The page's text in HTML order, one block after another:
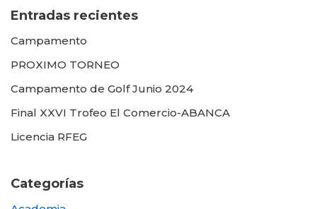
Entradas recientes
Campamento
PROXIMO TORNEO
Campamento de Golf Junio 2024
Final XXVI Trofeo El Comercio-ABANCA
Licencia RFEG
Categorías